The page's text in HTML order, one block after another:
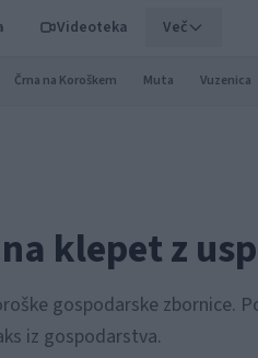
Videoteka Več
Črna na Koroškem Muta Vuzenica
klepet z
gospodarske zbornice.
iz gospodarstva.